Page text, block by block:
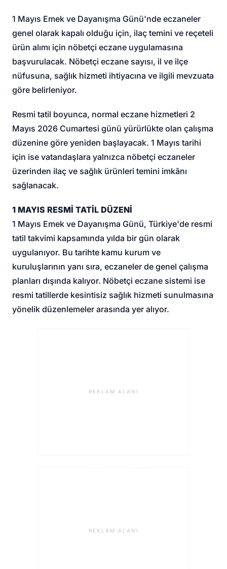
1 Mayıs Emek ve Dayanışma Günü'nde eczaneler
genel olarak kapalı olduğu için, ilaç temini ve reçeteli
ürün alımı için nöbetçi eczane uygulamasına
başvurulacak. Nöbetçi eczane sayısı, il ve ilçe
nüfusuna, sağlık hizmeti ihtiyacına ve ilgili mevzuata
göre belirleniyor.
Resmi tatil boyunca, normal eczane hizmetleri 2
Mayıs 2026 Cumartesi günü yürürlükte olan çalışma
düzenine göre yeniden başlayacak. 1 Mayıs tarihi
için ise vatandaşlara yalnızca nöbetçi eczaneler
üzerinden ilaç ve sağlık ürünleri temini imkânı
sağlanacak.
1 MAYIS RESMİ TATİL DÜZENİ
1 Mayıs Emek ve Dayanışma Günü, Türkiye'de resmi
tatil takvimi kapsamında yılda bir gün olarak
uygulanıyor. Bu tarihte kamu kurum ve
kuruluşlarının yanı sıra, eczaneler de genel çalışma
planları dışında kalıyor. Nöbetçi eczane sistemi ise
resmi tatillerde kesintisiz sağlık hizmeti sunulmasına
yönelik düzenlemeler arasında yer alıyor.
REKLAM ALANI
REKLAM ALANI